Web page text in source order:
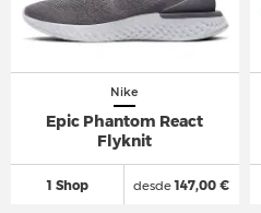
Nike
Epic Phantom React
Flyknit
1 Shop desde147,00 €